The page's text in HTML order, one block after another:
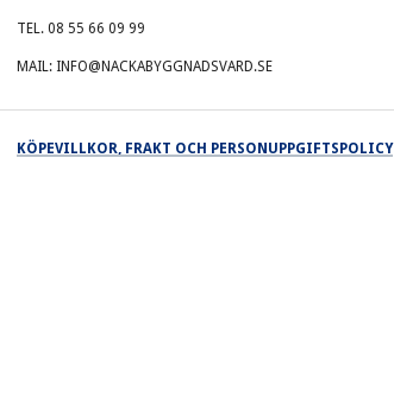
TEL. 08 55 66 09 99
MAIL: INFO@NACKABYGGNADSVARD.SE
KÖPEVILLKOR, FRAKT OCH PERSONUPPGIFTSPOLICY